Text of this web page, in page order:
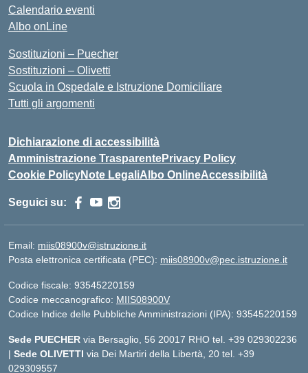
Calendario eventi
Albo onLine
Sostituzioni – Puecher
Sostituzioni – Olivetti
Scuola in Ospedale e Istruzione Domiciliare
Tutti gli argomenti
Dichiarazione di accessibilità
Amministrazione TrasparentePrivacy Policy
Cookie PolicyNote LegaliAlbo OnlineAccessibilità
Seguici su:
Email: miis08900v@istruzione.it
Posta elettronica certificata (PEC): miis08900v@pec.istruzione.it
Codice fiscale: 93545220159
Codice meccanografico: MIIS08900V
Codice Indice delle Pubbliche Amministrazioni (IPA): 93545220159
Sede PUECHER via Bersaglio, 56 20017 RHO tel. +39 029302236
| Sede OLIVETTI via Dei Martiri della Libertà, 20 tel. +39
029309557